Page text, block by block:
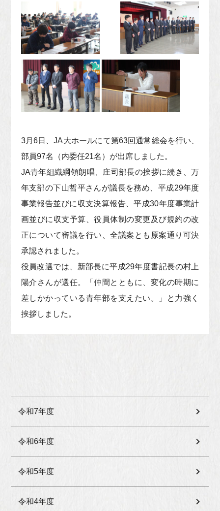
3月6日、JA大ホールにて第63回通常総会を行い、
部員97名（内委任21名）が出席しました。
JA青年組織綱領朗唱、庄司部長の挨拶に続き、万
年支部の下山哲平さんが議長を務め、平成29年度
事業報告並びに収支決算報告、平成30年度事業計
画並びに収支予算、役員体制の変更及び規約の改
正について審議を行い、全議案とも原案通り可決
承認されました。
役員改選では、新部長に平成29年度書記長の村上
陽介さんが選任。「仲間とともに、変化の時期に
差しかかっている青年部を支えたい。」と力強く
挨拶しました。
令和7年度
令和6年度
令和5年度
令和4年度